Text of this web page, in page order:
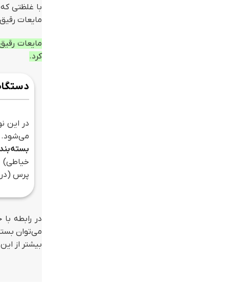
با غلظتی
مایعات
مایعات
کرد.
در این
خیاطی)
پرس
در رابطه
می‌توان
بیشتر از